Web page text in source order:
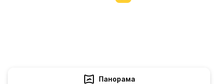
Панорама